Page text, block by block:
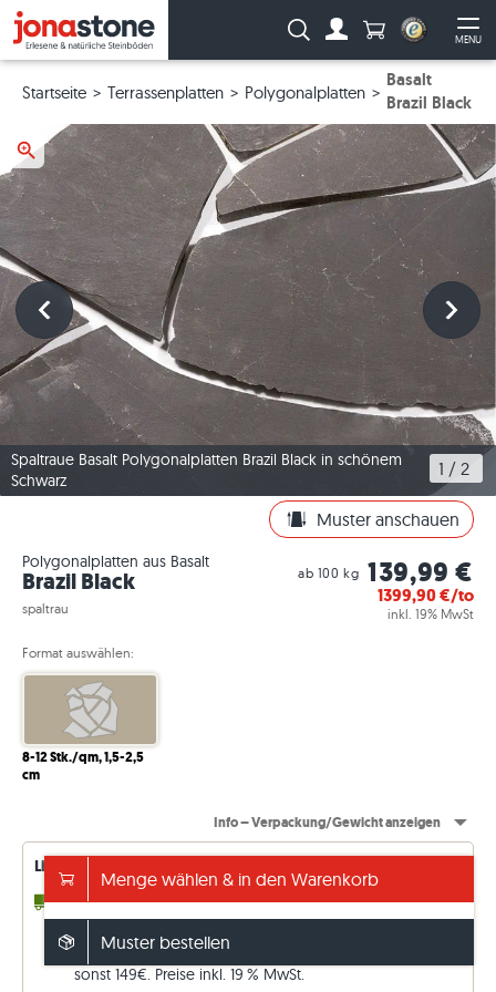
MENU
Suche: Anzahl
Startseite Terrassenplatten Polygonalplatten
Basalt
Brazil Black
Spaltraue Basalt Polygonalplatten Brazil Black in schönem
Schwarz
1 / 2
Muster anschauen
Polygonalplatten aus Basalt
Brazil Black
spaltrau
ab 100 kg 139,99 €
1399,90€/to
inkl. 19% MwSt
Format auswählen:
8-12 Stk./qm, 1,5-2,5
cm
Info – Verpackung/Gewicht anzeigen
Lieferverfügbarkeiten – permanent aktualisiert
2 - 3 Wochen bis 14,51 to (im Zulauf)
10 - 11 Wochen
sonst 149€. Preise inkl. 19 % MwSt.
Menge wählen & in den Warenkorb
Muster bestellen